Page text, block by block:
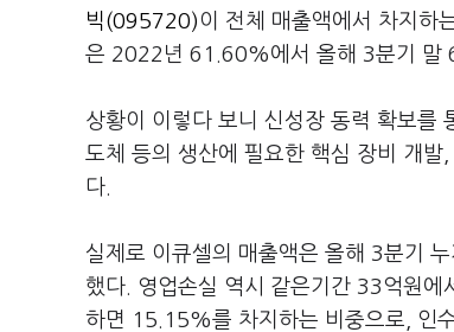
빅(095720)이 전체 매출액에서 차지하
은 2022년 61.60%에서 올해 3분기 말
상황이 이렇다 보니 신성장 동력 확보를
도체 등의 생산에 필요한 핵심 장비 개
다.
실제로 이큐셀의 매출액은 올해 3분기
했다. 영업손실 역시 같은기간 33억원
하면 15.15%를 차지하는 비중으로, 인